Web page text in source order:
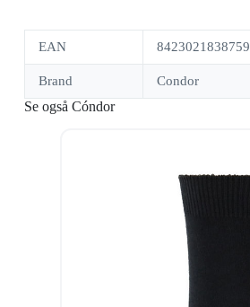
EAN 8423021838759
Brand Condor
Se også Cóndor